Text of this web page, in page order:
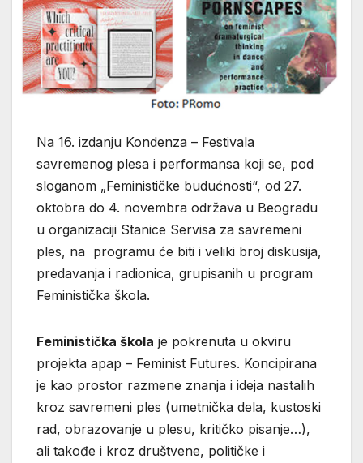
Na 16. izdanju Kondenza – Festivala
savremenog plesa i performansa koji se, pod
sloganom „Feminističke budućnosti“, od 27.
oktobra do 4. novembra održava u Beogradu
u organizaciji Stanice Servisa za savremeni
ples, na programu će biti i veliki broj diskusija,
predavanja i radionica, grupisanih u program
Feministička škola.
Feministička škola je pokrenuta u okviru
projekta apap – Feminist Futures. Koncipirana
je kao prostor razmene znanja i ideja nastalih
kroz savremeni ples (umetnička dela, kustoski
rad, obrazovanje u plesu, kritičko pisanje…),
ali takođe i kroz društvene, političke i